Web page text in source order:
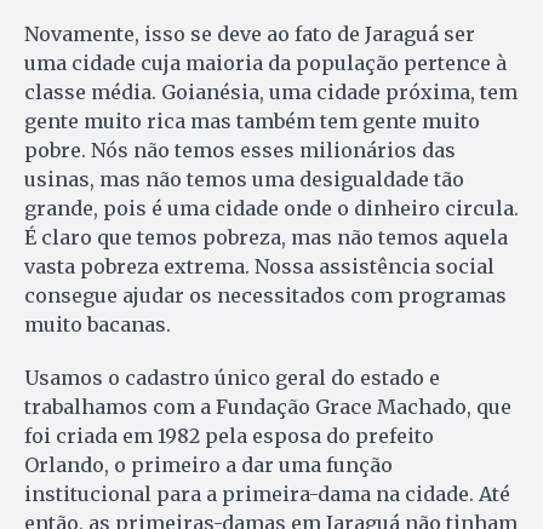
Novamente, isso se deve ao fato de Jaraguá ser
uma cidade cuja maioria da população pertence à
classe média. Goianésia, uma cidade próxima, tem
gente muito rica mas também tem gente muito
pobre. Nós não temos esses milionários das
usinas, mas não temos uma desigualdade tão
grande, pois é uma cidade onde o dinheiro circula.
É claro que temos pobreza, mas não temos aquela
vasta pobreza extrema. Nossa assistência social
consegue ajudar os necessitados com programas
muito bacanas.
Usamos o cadastro único geral do estado e
trabalhamos com a Fundação Grace Machado, que
foi criada em 1982 pela esposa do prefeito
Orlando, o primeiro a dar uma função
institucional para a primeira-dama na cidade. Até
então, as primeiras-damas em Jaraguá não tinham